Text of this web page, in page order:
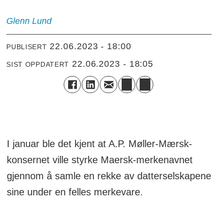
Glenn Lund
PUBLISERT 22.06.2023 - 18:00
SIST OPPDATERT 22.06.2023 - 18:05
I januar ble det kjent at A.P. Møller-Mærsk-
konsernet ville styrke Maersk-merkenavnet
gjennom å samle en rekke av datterselskapene
sine under en felles merkevare.